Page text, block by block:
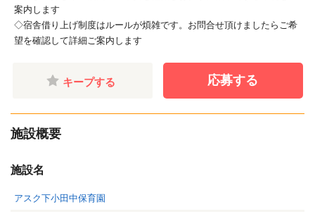
案内します
◇宿舎借り上げ制度はルールが煩雑です。お問合せ頂けましたらご希
望を確認して詳細ご案内します
キープする 応募する
施設概要
施設名
アスク下小田中保育園